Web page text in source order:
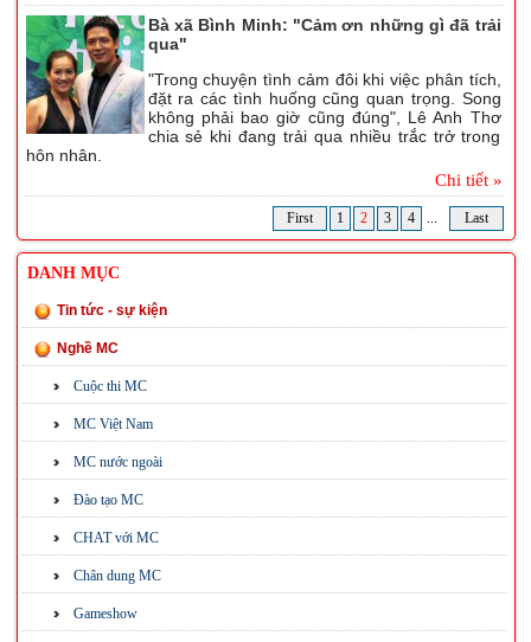
Bà xã Bình Minh: "Cảm ơn những gì đã trải
qua"
"Trong chuyện tình cảm đôi khi việc phân tích,
đặt ra các tình huống cũng quan trọng. Song
không phải bao giờ cũng đúng", Lê Anh Thơ
chia sẻ khi đang trải qua nhiều trắc trở trong
hôn nhân.
Chi tiết »
First 1 2 3 4 ... Last
DANH MỤC
Tin tức - sự kiện
Nghề MC
Cuộc thi MC
MC Việt Nam
MC nước ngoài
Đào tạo MC
CHAT với MC
Chân dung MC
Gameshow